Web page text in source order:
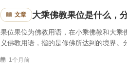
文章 大乘佛教果位是什么，
果位果位为佛教用语，在小乘佛教和大
义佛教用语，指的是修佛所达到的境界。
1个月前